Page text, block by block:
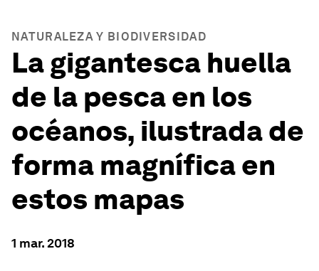
NATURALEZA Y BIODIVERSIDAD
La gigantesca huella
de la pesca en los
océanos, ilustrada de
forma magnífica en
estos mapas
1 mar. 2018